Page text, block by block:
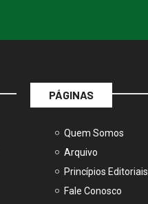
PÁGINAS
Quem Somos
Arquivo
Princípios Editoriais
Fale Conosco